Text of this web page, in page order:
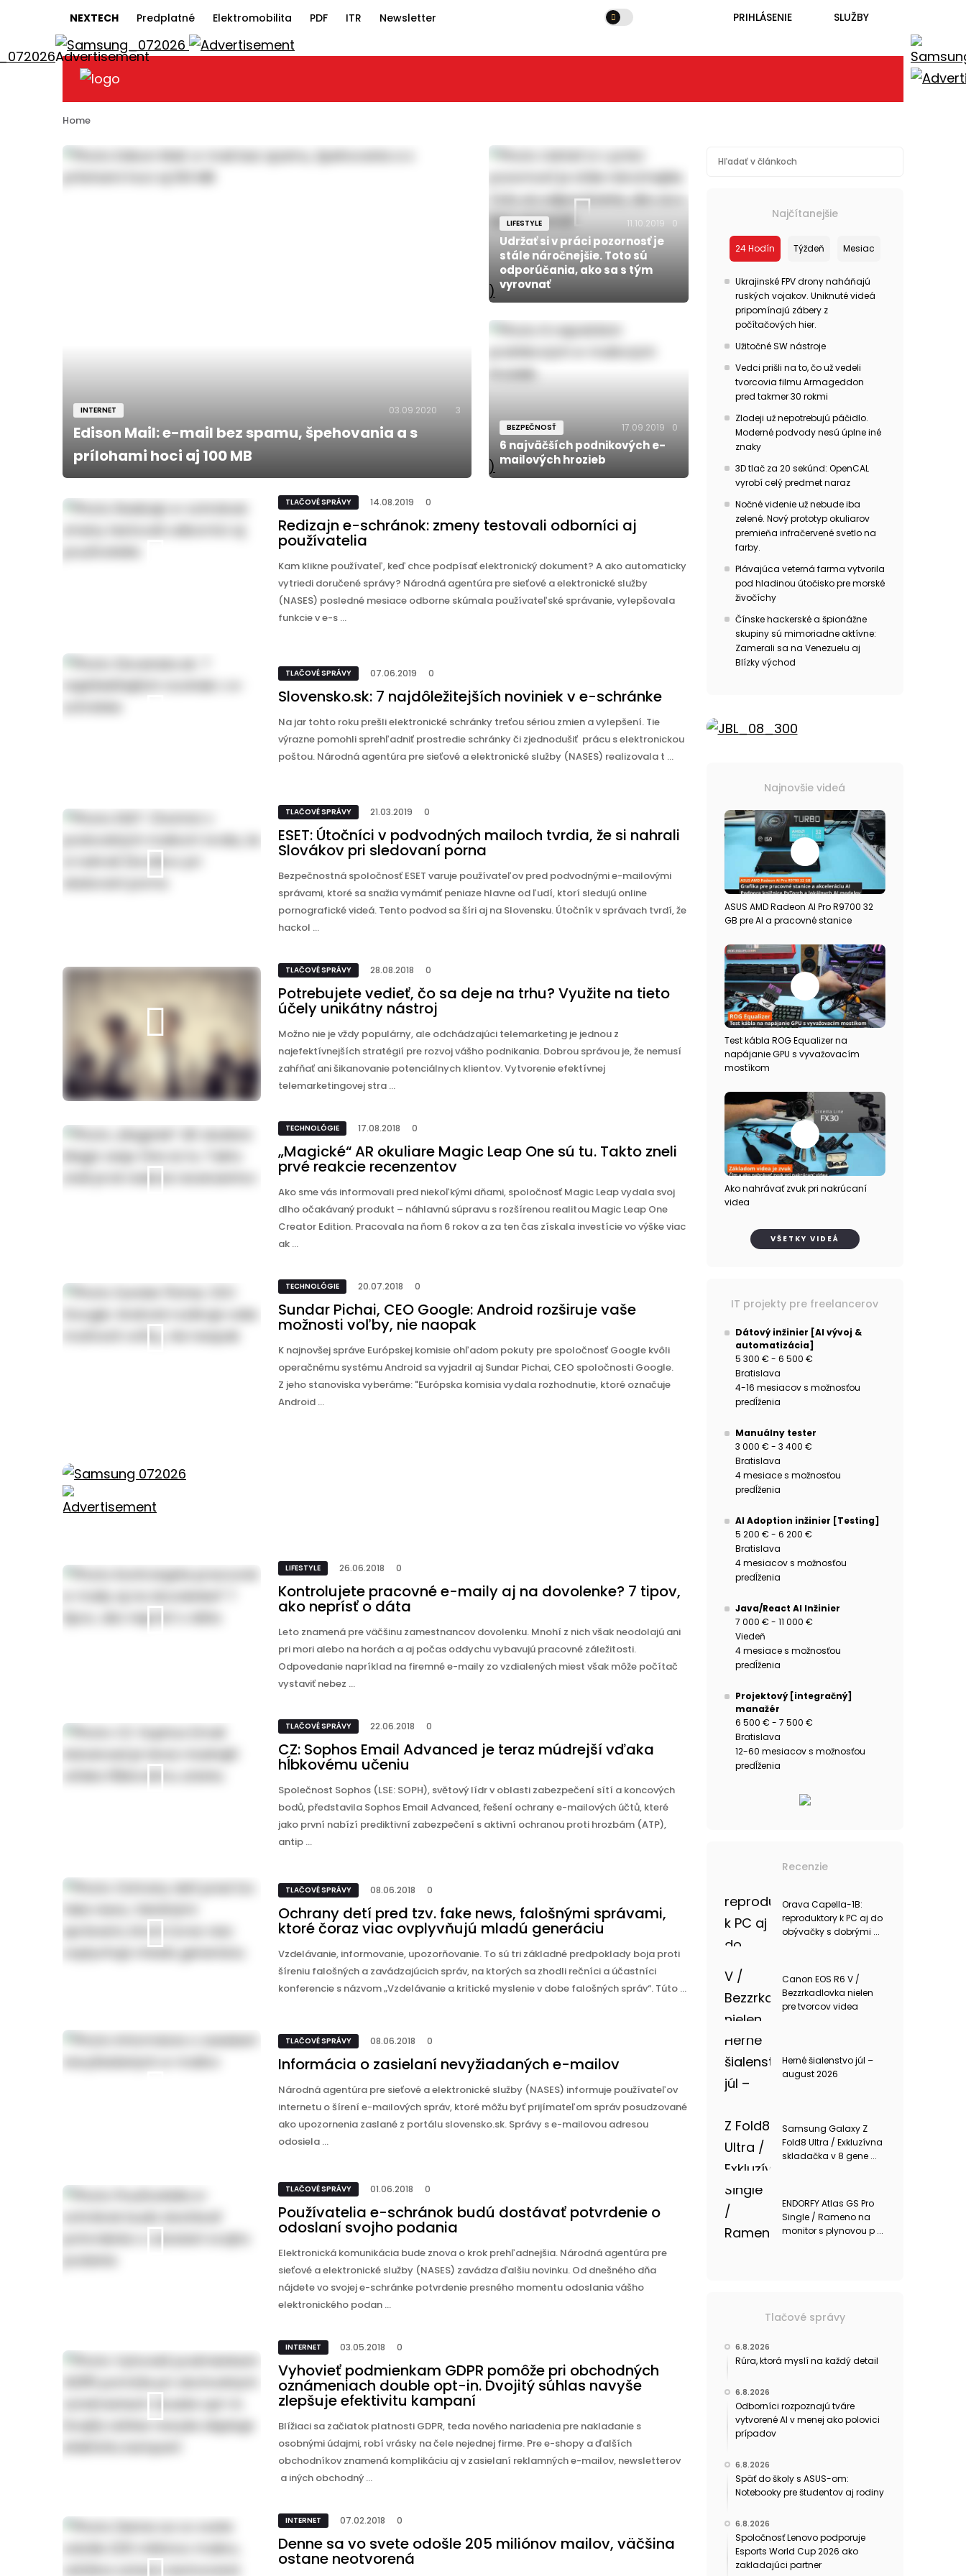
NEXTECH Predplatné Elektromobilita PDF ITR Newsletter PRIHLÁSENIE SLUŽBY
Home
INTERNET 03.09.2020 3
Edison Mail: e-mail bez spamu, špehovania a s
prílohami hoci aj 100 MB
)
LIFESTYLE 11.10.2019 0
Udržať si v práci pozornosť je
stále náročnejšie. Toto sú
odporúčania, ako sa s tým
vyrovnať
)
BEZPEČNOSŤ 17.09.2019 0
6 najväčších podnikových e-
mailových hrozieb
TLAČOVÉ SPRÁVY 14.08.2019 0
Redizajn e-schránok: zmeny testovali odborníci aj
používatelia
Kam klikne používateľ, keď chce podpísať elektronický dokument? A ako automaticky
vytriedi doručené správy? Národná agentúra pre sieťové a elektronické služby
(NASES) posledné mesiace odborne skúmala používateľské správanie, vylepšovala
funkcie v e-s ...
TLAČOVÉ SPRÁVY 07.06.2019 0
Slovensko.sk: 7 najdôležitejších noviniek v e-schránke
Na jar tohto roku prešli elektronické schránky treťou sériou zmien a vylepšení. Tie
výrazne pomohli sprehľadniť prostredie schránky či zjednodušiť prácu s elektronickou
poštou. Národná agentúra pre sieťové a elektronické služby (NASES) realizovala t ...
TLAČOVÉ SPRÁVY 21.03.2019 0
ESET: Útočníci v podvodných mailoch tvrdia, že si nahrali
Slovákov pri sledovaní porna
Bezpečnostná spoločnosť ESET varuje používateľov pred podvodnými e-mailovými
správami, ktoré sa snažia vymámiť peniaze hlavne od ľudí, ktorí sledujú online
pornografické videá. Tento podvod sa šíri aj na Slovensku. Útočník v správach tvrdí, že
hackol ...
TLAČOVÉ SPRÁVY 28.08.2018 0
Potrebujete vedieť, čo sa deje na trhu? Využite na tieto
účely unikátny nástroj
Možno nie je vždy populárny, ale odchádzajúci telemarketing je jednou z
najefektívnejších stratégií pre rozvoj vášho podnikania. Dobrou správou je, že nemusí
zahŕňať ani šikanovanie potenciálnych klientov. Vytvorenie efektívnej
telemarketingovej stra ...
TECHNOLÓGIE 17.08.2018 0
„Magické“ AR okuliare Magic Leap One sú tu. Takto zneli
prvé reakcie recenzentov
Ako sme vás informovali pred niekoľkými dňami, spoločnosť Magic Leap vydala svoj
dlho očakávaný produkt – náhlavnú súpravu s rozšírenou realitou Magic Leap One
Creator Edition. Pracovala na ňom 6 rokov a za ten čas získala investície vo výške viac
ak ...
TECHNOLÓGIE 20.07.2018 0
Sundar Pichai, CEO Google: Android rozširuje vaše
možnosti voľby, nie naopak
K najnovšej správe Európskej komisie ohľadom pokuty pre spoločnosť Google kvôli
operačnému systému Android sa vyjadril aj Sundar Pichai, CEO spoločnosti Google.
Z jeho stanoviska vyberáme: "Európska komisia vydala rozhodnutie, ktoré označuje
Android ...
LIFESTYLE 26.06.2018 0
Kontrolujete pracovné e-maily aj na dovolenke? 7 tipov,
ako neprísť o dáta
Leto znamená pre väčšinu zamestnancov dovolenku. Mnohí z nich však neodolajú ani
pri mori alebo na horách a aj počas oddychu vybavujú pracovné záležitosti.
Odpovedanie napríklad na firemné e-maily zo vzdialených miest však môže počítač
vystaviť nebez ...
TLAČOVÉ SPRÁVY 22.06.2018 0
CZ: Sophos Email Advanced je teraz múdrejší vďaka
hĺbkovému učeniu
Společnost Sophos (LSE: SOPH), světový lídr v oblasti zabezpečení sítí a koncových
bodů, představila Sophos Email Advanced, řešení ochrany e-mailových účtů, které
jako první nabízí prediktivní zabezpečení s aktivní ochranou proti hrozbám (ATP),
antip ...
TLAČOVÉ SPRÁVY 08.06.2018 0
Ochrany detí pred tzv. fake news, falošnými správami,
ktoré čoraz viac ovplyvňujú mladú generáciu
Vzdelávanie, informovanie, upozorňovanie. To sú tri základné predpoklady boja proti
šíreniu falošných a zavádzajúcich správ, na ktorých sa zhodli rečníci a účastníci
konferencie s názvom „Vzdelávanie a kritické myslenie v dobe falošných správ“. Túto ...
TLAČOVÉ SPRÁVY 08.06.2018 0
Informácia o zasielaní nevyžiadaných e-mailov
Národná agentúra pre sieťové a elektronické služby (NASES) informuje používateľov
internetu o šírení e-mailových správ, ktoré môžu byť prijímateľom správ posudzované
ako upozornenia zaslané z portálu slovensko.sk. Správy s e-mailovou adresou
odosiela ...
TLAČOVÉ SPRÁVY 01.06.2018 0
Používatelia e-schránok budú dostávať potvrdenie o
odoslaní svojho podania
Elektronická komunikácia bude znova o krok prehľadnejšia. Národná agentúra pre
sieťové a elektronické služby (NASES) zavádza ďalšiu novinku. Od dnešného dňa
nájdete vo svojej e-schránke potvrdenie presného momentu odoslania vášho
elektronického podan ...
INTERNET 03.05.2018 0
Vyhovieť podmienkam GDPR pomôže pri obchodných
oznámeniach double opt-in. Dvojitý súhlas navyše
zlepšuje efektivitu kampaní
Blížiaci sa začiatok platnosti GDPR, teda nového nariadenia pre nakladanie s
osobnými údajmi, robí vrásky na čele nejednej firme. Pre e-shopy a ďalších
obchodníkov znamená komplikáciu aj v zasielaní reklamných e-mailov, newsletterov
a iných obchodný ...
INTERNET 07.02.2018 0
Denne sa vo svete odošle 205 miliónov mailov, väčšina
ostane neotvorená
Najčítanejšie
24 Hodín Týždeň Mesiac
Ukrajinské FPV drony naháňajú
ruských vojakov. Uniknuté videá
pripomínajú zábery z
počítačových hier.
Užitočné SW nástroje
Vedci prišli na to, čo už vedeli
tvorcovia filmu Armageddon
pred takmer 30 rokmi
Zlodeji už nepotrebujú páčidlo.
Moderné podvody nesú úplne iné
znaky
3D tlač za 20 sekúnd: OpenCAL
vyrobí celý predmet naraz
Nočné videnie už nebude iba
zelené. Nový prototyp okuliarov
premieňa infračervené svetlo na
farby.
Plávajúca veterná farma vytvorila
pod hladinou útočisko pre morské
živočíchy
Čínske hackerské a špionážne
skupiny sú mimoriadne aktívne:
Zamerali sa na Venezuelu aj
Blízky východ
Najnovšie videá
ASUS AMD Radeon AI Pro R9700 32
GB pre AI a pracovné stanice
Test kábla ROG Equalizer na
napájanie GPU s vyvažovacím
mostíkom
Ako nahrávať zvuk pri nakrúcaní
videa
VŠETKY VIDEÁ
IT projekty pre freelancerov
Dátový inžinier [AI vývoj &
automatizácia]
5 300 € - 6 500 €
Bratislava
4-16 mesiacov s možnosťou
predĺženia
Manuálny tester
3 000 € - 3 400 €
Bratislava
4 mesiace s možnosťou
predĺženia
AI Adoption inžinier [Testing]
5 200 € - 6 200 €
Bratislava
4 mesiacov s možnosťou
predĺženia
Java/React AI Inžinier
7 000 € - 11 000 €
Viedeň
4 mesiace s možnosťou
predĺženia
Projektový [integračný]
manažér
6 500 € - 7 500 €
Bratislava
12-60 mesiacov s možnosťou
predĺženia
Recenzie
Orava Capella-1B:
reproduktory k PC aj do
obývačky s dobrými ...
Canon EOS R6 V /
Bezzrkadlovka nielen
pre tvorcov videa
Herné šialenstvo júl –
august 2026
Samsung Galaxy Z
Fold8 Ultra / Exkluzívna
skladačka v 8 gene ...
ENDORFY Atlas GS Pro
Single / Rameno na
monitor s plynovou p ...
Tlačové správy
6.8.2026
Rúra, ktorá myslí na každý detail
6.8.2026
Odborníci rozpoznajú tváre
vytvorené AI v menej ako polovici
prípadov
6.8.2026
Späť do školy s ASUS-om:
Notebooky pre študentov aj rodiny
6.8.2026
Spoločnosť Lenovo podporuje
Esports World Cup 2026 ako
zakladajúci partner